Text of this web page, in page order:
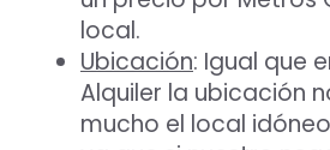
local.
Ubicación: Igual que
Alquiler la ubicación
mucho el local